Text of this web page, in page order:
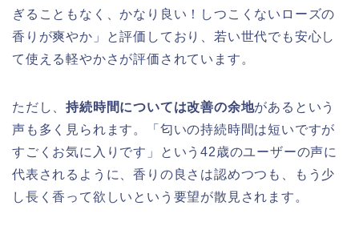
ぎることもなく、かなり良い！しつこくないローズの
香りが爽やか」と評価しており、若い世代でも安心し
て使える軽やかさが評価されています。
ただし、持続時間については改善の余地があるという
声も多く見られます。「匂いの持続時間は短いですが
すごくお気に入りです」という42歳のユーザーの声に
代表されるように、香りの良さは認めつつも、もう少
し長く香って欲しいという要望が散見されます。